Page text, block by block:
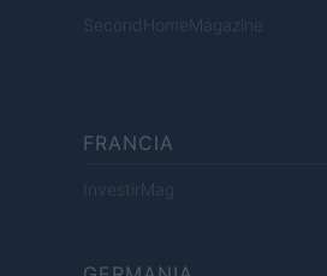
SecondHomeMagazine
FRANCIA
InvestirMag